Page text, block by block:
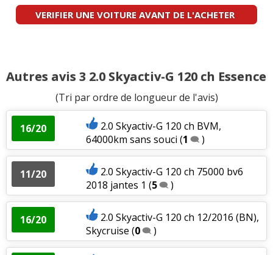
VERIFIER UNE VOITURE AVANT DE L'ACHETER
Autres avis 3 2.0 Skyactiv-G 120 ch Essence
(Tri par ordre de longueur de l'avis)
16/20
2.0 Skyactiv-G 120 ch BVM,
64000km sans souci (1 )
11/20
2.0 Skyactiv-G 120 ch 75000 bv6
2018 jantes 1 (5 )
16/20
2.0 Skyactiv-G 120 ch 12/2016 (BN),
Skycruise (0 )